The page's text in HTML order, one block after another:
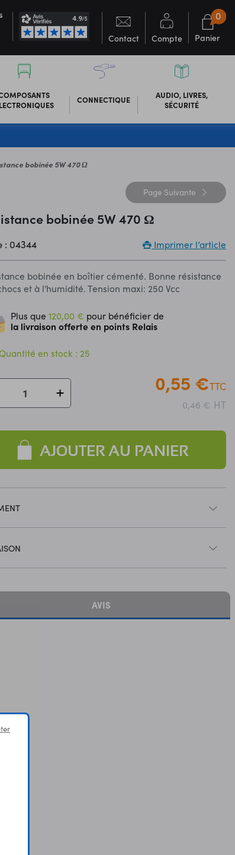
Contact Compte Panier
0
CONNECTIQUE
AUDIO, LIVRES,
SÉCURITÉ
bobinée 5W 470 Ω
Page Suivante
bobinée 5W 470 Ω
: 04344 Imprimer l’article
bobinée en boîtier cémenté. Bonne résistance
et à l'humidité.Tension maxi: 250 Vcc
Plus que120,00 € pour bénéficier de
la livraison offerte en points Relais
en stock : 25
0,55 €TTC
0,46 € HT
AJOUTER AU PANIER
AVIS